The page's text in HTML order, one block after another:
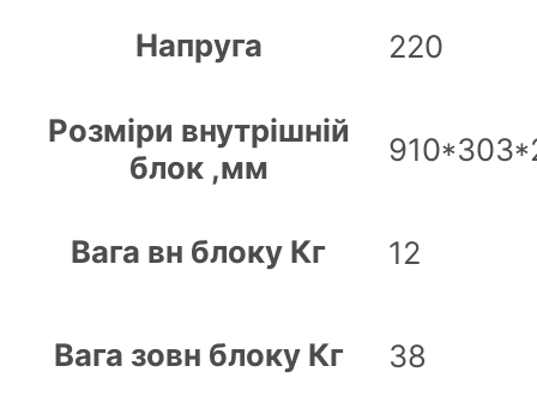
Напруга 220
Розміри внутрішній
блок ,мм
Вага вн блоку Кг 12
Вага зовн блоку Кг 38